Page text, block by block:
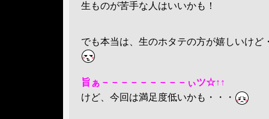
生ものが苦手な人はいいかも！
でも本当は、生のホタテの方が嬉しいけど
旨ぁ－－－－－－－－－ぃツ☆↑↑
けど、今回は満足度低いかも・・・